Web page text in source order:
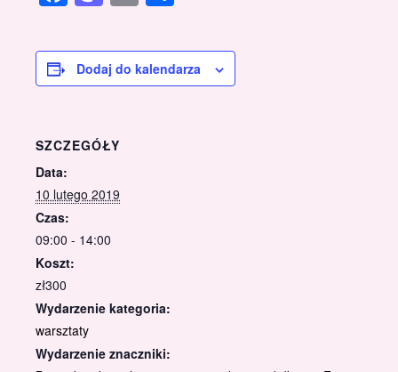
Dodaj do kalendarza
SZCZEGÓŁY
Data:
10 lutego 2019
Czas:
09:00 - 14:00
Koszt:
zł300
Wydarzenie kategoria:
warsztaty
Wydarzenie znaczniki: